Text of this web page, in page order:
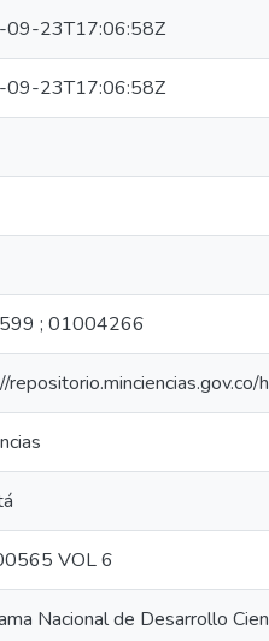
23T17:06:58Z
23T17:06:58Z
; 01004266
VOL 6
Nacional de Desarrollo